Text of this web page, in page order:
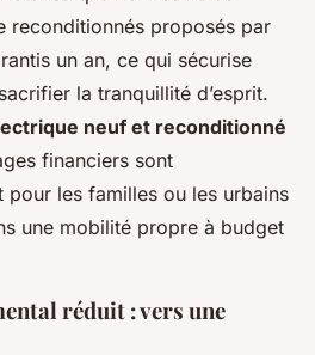
reconditionnés proposés par
un an, ce qui sécurise
la tranquillité d’esprit.
neuf et reconditionné
financiers sont
pour les familles ou les urbains
une mobilité propre à budget
réduit : vers une